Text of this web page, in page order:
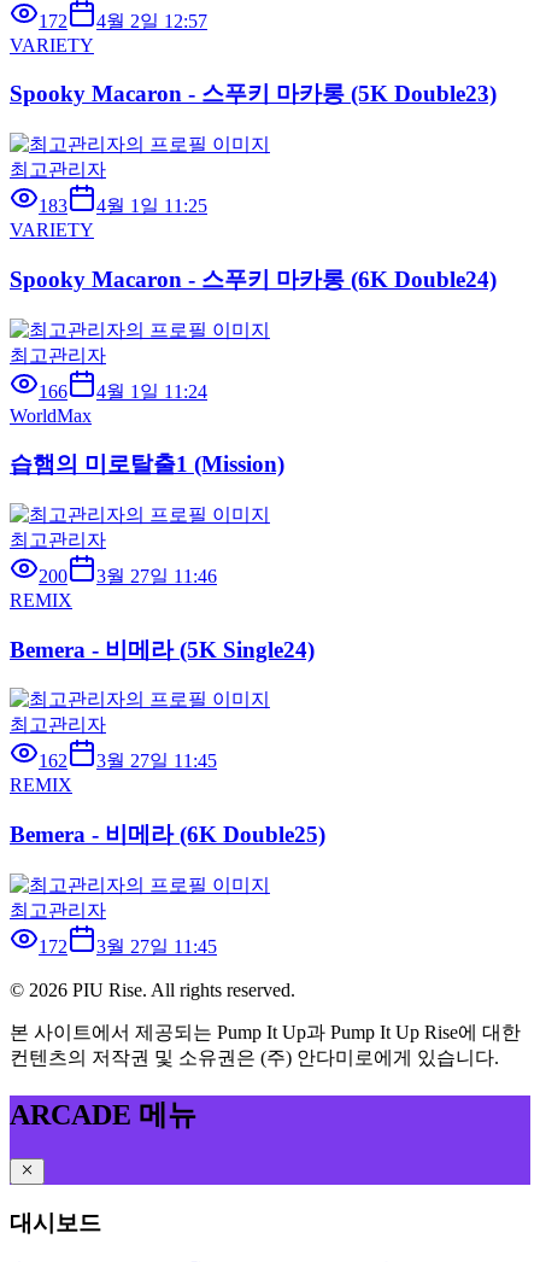
172
4월 2일 12:57
VARIETY
Spooky Macaron - 스푸키 마카롱 (5K Double23)
최고관리자
183
4월 1일 11:25
VARIETY
Spooky Macaron - 스푸키 마카롱 (6K Double24)
최고관리자
166
4월 1일 11:24
WorldMax
습햄의 미로탈출1 (Mission)
최고관리자
200
3월 27일 11:46
REMIX
Bemera - 비메라 (5K Single24)
최고관리자
162
3월 27일 11:45
REMIX
Bemera - 비메라 (6K Double25)
최고관리자
172
3월 27일 11:45
© 2026 PIU Rise. All rights reserved.
본 사이트에서 제공되는 Pump It Up과 Pump It Up Rise에 대한
컨텐츠의 저작권 및 소유권은 (주) 안다미로에게 있습니다.
ARCADE 메뉴
대시보드